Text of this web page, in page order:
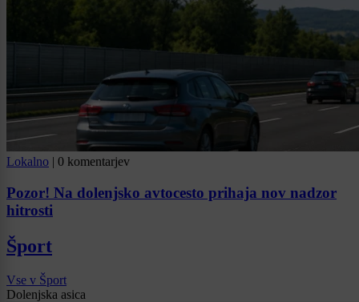
Lokalno | 0 komentarjev
Pozor! Na dolenjsko avtocesto prihaja nov nadzor
hitrosti
Šport
Vse v Šport
Dolenjska asica